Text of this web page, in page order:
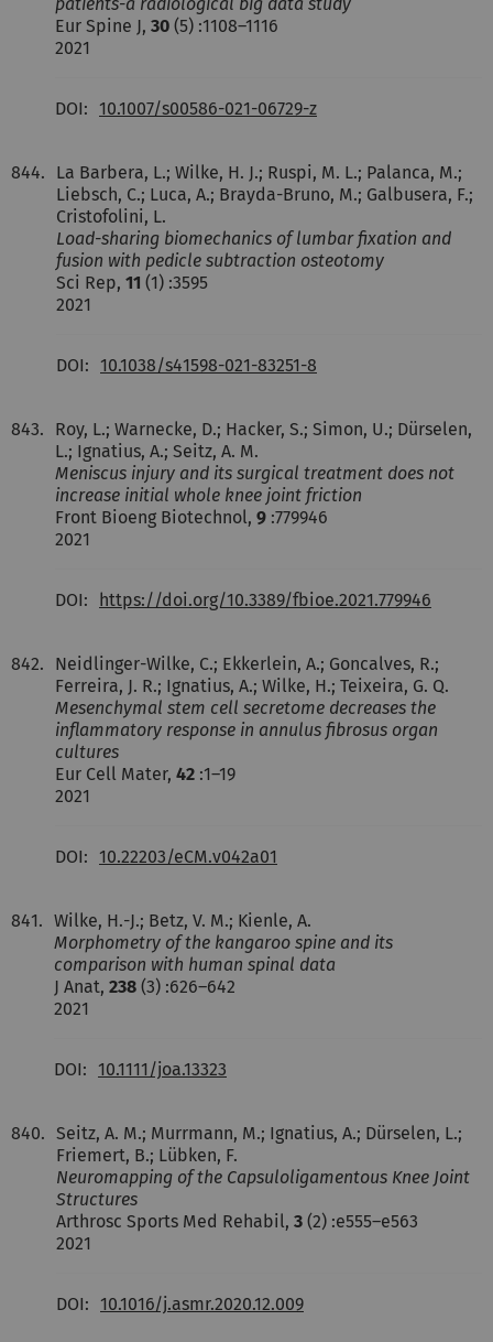
Eur Spine J, 30 (5) :1108–1116
2021
DOI: 10.1007/s00586-021-06729-z
844.
La Barbera, L.; Wilke, H. J.; Ruspi, M. L.; Palanca, M.;
Liebsch, C.; Luca, A.; Brayda-Bruno, M.; Galbusera, F.;
Cristofolini, L.
Load-sharing biomechanics of lumbar fixation and
fusion with pedicle subtraction osteotomy
Sci Rep, 11 (1) :3595
2021
DOI: 10.1038/s41598-021-83251-8
843.
Roy, L.; Warnecke, D.; Hacker, S.; Simon, U.; Dürselen,
L.; Ignatius, A.; Seitz, A. M.
Meniscus injury and its surgical treatment does not
increase initial whole knee joint friction
Front Bioeng Biotechnol, 9 :779946
2021
DOI: https://doi.org/10.3389/fbioe.2021.779946
842.
Neidlinger-Wilke, C.; Ekkerlein, A.; Goncalves, R.;
Ferreira, J. R.; Ignatius, A.; Wilke, H.; Teixeira, G. Q.
Mesenchymal stem cell secretome decreases the
inflammatory response in annulus fibrosus organ
cultures
Eur Cell Mater, 42 :1–19
2021
DOI: 10.22203/eCM.v042a01
841. Wilke, H.-J.; Betz, V. M.; Kienle, A.
Morphometry of the kangaroo spine and its
comparison with human spinal data
J Anat, 238 (3) :626–642
2021
DOI: 10.1111/joa.13323
840. Seitz, A. M.; Murrmann, M.; Ignatius, A.; Dürselen, L.;
Friemert, B.; Lübken, F.
Neuromapping of the Capsuloligamentous Knee Joint
Structures
Arthrosc Sports Med Rehabil, 3 (2) :e555–e563
2021
DOI: 10.1016/j.asmr.2020.12.009